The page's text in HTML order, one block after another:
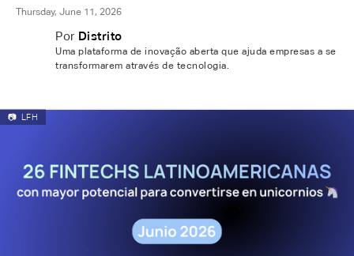
Thursday, June 11, 2026
Por Distrito
Uma plataforma de inovação aberta que ajuda empresas a se
transformarem através de tecnologia.
📷 LFH